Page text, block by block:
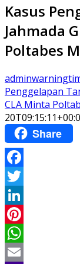
Kasus
Jahmada
Poltabes
Penggelapan
CLA Minta
Share
Facebook
Twitter
LinkedIn
Pinterest
WhatsApp